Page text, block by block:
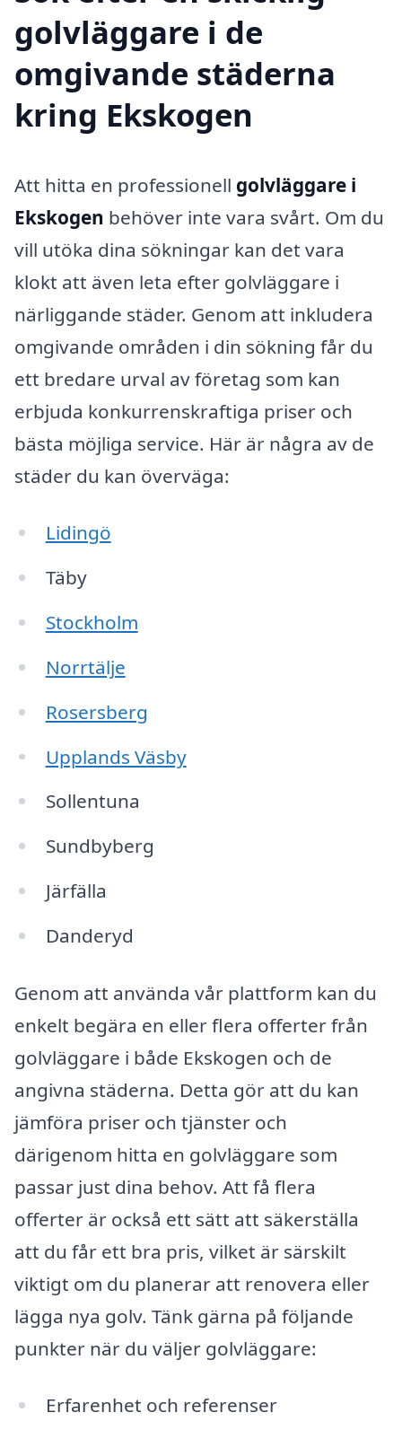
golvläggare i de
omgivande städerna
kring Ekskogen
Att hitta en professionell golvläggare i
Ekskogen behöver inte vara svårt. Om du
vill utöka dina sökningar kan det vara
klokt att även leta efter golvläggare i
närliggande städer. Genom att inkludera
omgivande områden i din sökning får du
ett bredare urval av företag som kan
erbjuda konkurrenskraftiga priser och
bästa möjliga service. Här är några av de
städer du kan överväga:
Lidingö
Täby
Stockholm
Norrtälje
Rosersberg
Upplands Väsby
Sollentuna
Sundbyberg
Järfälla
Danderyd
Genom att använda vår plattform kan du
enkelt begära en eller flera offerter från
golvläggare i både Ekskogen och de
angivna städerna. Detta gör att du kan
jämföra priser och tjänster och
därigenom hitta en golvläggare som
passar just dina behov. Att få flera
offerter är också ett sätt att säkerställa
att du får ett bra pris, vilket är särskilt
viktigt om du planerar att renovera eller
lägga nya golv. Tänk gärna på följande
punkter när du väljer golvläggare:
Erfarenhet och referenser